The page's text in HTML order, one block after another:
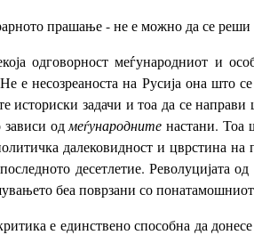
прашање - не е можно да се
одговорност меѓународниот и
е несозреаноста на Русија она што
задачи и тоа да се
зависи од меѓународните настани. Тоа
далековидност и
десетлетие. Револуцијата
беа поврзани со понатамошниот
е единствено способна да